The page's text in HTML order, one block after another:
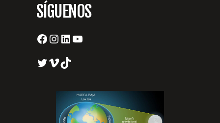
SÍGUENOS
Facebook
Instagram
LinkedIn
YouTube
Twitter
VimeoTikTok